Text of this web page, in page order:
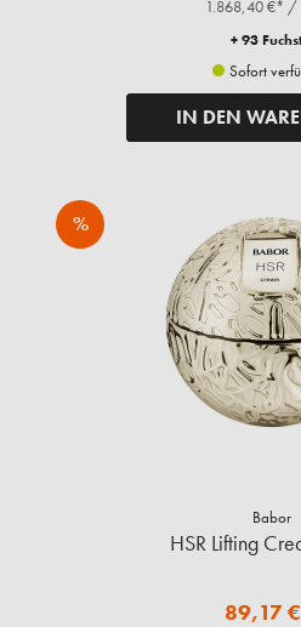
1.868,40 €* /
+ 93
Sofort
IN DEN
%
Babor
89,17